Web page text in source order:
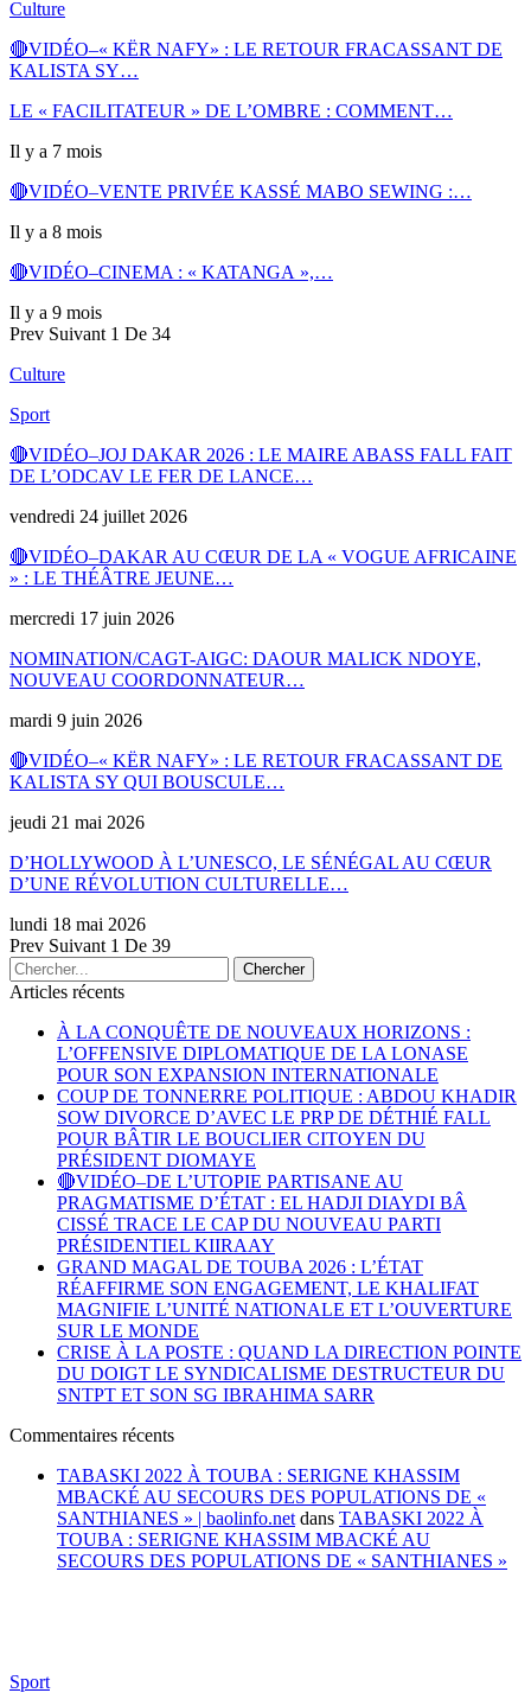
Culture
🔴VIDÉO–« KËR NAFY» : LE RETOUR FRACASSANT DE
KALISTA SY…
LE « FACILITATEUR » DE L’OMBRE : COMMENT…
Il y a 7 mois
🔴VIDÉO–VENTE PRIVÉE KASSÉ MABO SEWING :…
Il y a 8 mois
🔴VIDÉO–CINEMA : « KATANGA »,…
Il y a 9 mois
Prev Suivant 1 De 34
Culture
Sport
🔴VIDÉO–JOJ DAKAR 2026 : LE MAIRE ABASS FALL FAIT
DE L’ODCAV LE FER DE LANCE…
vendredi 24 juillet 2026
🔴VIDÉO–DAKAR AU CŒUR DE LA « VOGUE AFRICAINE
» : LE THÉÂTRE JEUNE…
mercredi 17 juin 2026
NOMINATION/CAGT-AIGC: DAOUR MALICK NDOYE,
NOUVEAU COORDONNATEUR…
mardi 9 juin 2026
🔴VIDÉO–« KËR NAFY» : LE RETOUR FRACASSANT DE
KALISTA SY QUI BOUSCULE…
jeudi 21 mai 2026
D’HOLLYWOOD À L’UNESCO, LE SÉNÉGAL AU CŒUR
D’UNE RÉVOLUTION CULTURELLE…
lundi 18 mai 2026
Prev Suivant 1 De 39
Articles récents
À LA CONQUÊTE DE NOUVEAUX HORIZONS :
L’OFFENSIVE DIPLOMATIQUE DE LA LONASE
POUR SON EXPANSION INTERNATIONALE
COUP DE TONNERRE POLITIQUE : ABDOU KHADIR
SOW DIVORCE D’AVEC LE PRP DE DÉTHIÉ FALL
POUR BÂTIR LE BOUCLIER CITOYEN DU
PRÉSIDENT DIOMAYE
🔴VIDÉO–DE L’UTOPIE PARTISANE AU
PRAGMATISME D’ÉTAT : EL HADJI DIAYDI BÂ
CISSÉ TRACE LE CAP DU NOUVEAU PARTI
PRÉSIDENTIEL KIIRAAY
GRAND MAGAL DE TOUBA 2026 : L’ÉTAT
RÉAFFIRME SON ENGAGEMENT, LE KHALIFAT
MAGNIFIE L’UNITÉ NATIONALE ET L’OUVERTURE
SUR LE MONDE
CRISE À LA POSTE : QUAND LA DIRECTION POINTE
DU DOIGT LE SYNDICALISME DESTRUCTEUR DU
SNTPT ET SON SG IBRAHIMA SARR
Commentaires récents
TABASKI 2022 À TOUBA : SERIGNE KHASSIM
MBACKÉ AU SECOURS DES POPULATIONS DE «
SANTHIANES » | baolinfo.net dans TABASKI 2022 À
TOUBA : SERIGNE KHASSIM MBACKÉ AU
SECOURS DES POPULATIONS DE « SANTHIANES »
Sport